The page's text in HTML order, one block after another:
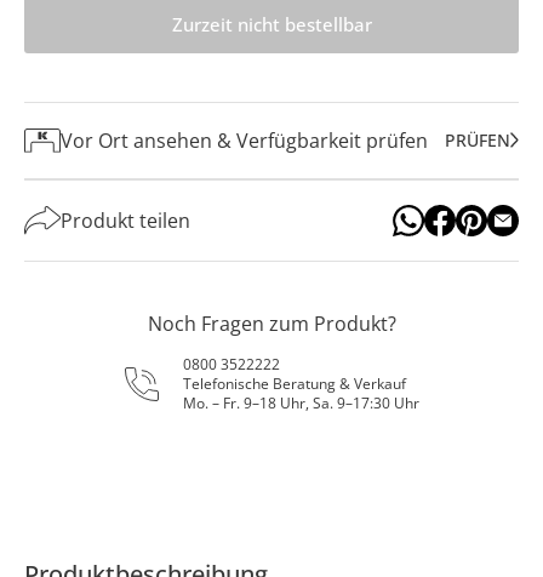
Zurzeit nicht bestellbar
Vor Ort ansehen & Verfügbarkeit prüfen PRÜFEN
Produkt teilen
Noch Fragen zum Produkt?
0800 3522222
Telefonische Beratung & Verkauf
Mo. – Fr. 9–18 Uhr, Sa. 9–17:30 Uhr